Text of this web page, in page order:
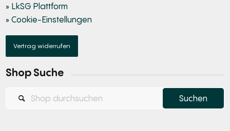
» LkSG Plattform
» Cookie-Einstellungen
Vertrag widerrufen
Shop Suche